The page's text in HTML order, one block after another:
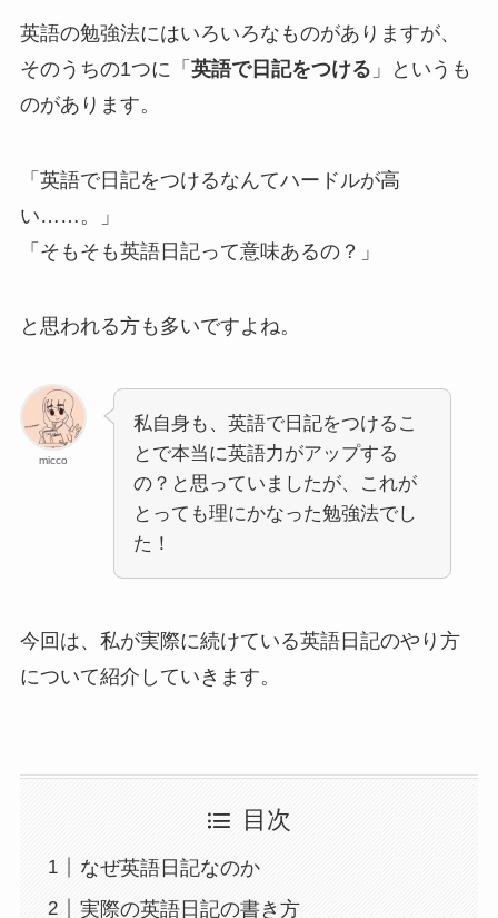
英語の勉強法にはいろいろなものがありますが、
そのうちの1つに「 英語で日記をつける 」というも
のがあります。
「英語で日記をつけるなんてハードルが高
い……。」
「そもそも英語日記って意味あるの？」
と思われる方も多いですよね。
micco
私自身も、英語で日記をつけるこ
とで本当に英語力がアップする
の？と思っていましたが、これが
とっても理にかなった勉強法でし
た！
今回は、私が実際に続けている英語日記のやり方
について紹介していきます。
目次
なぜ英語日記なのか
実際の英語日記の書き方